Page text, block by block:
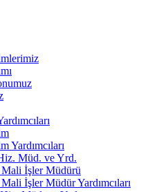
Yardımcıları
Müd. ve Yrd.
İşler Müdürü
İşler Müdür Yardımcıları